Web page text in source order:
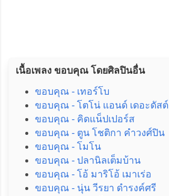
เนื้อเพลง ขอบคุณ โดยศิลปินอื่น
ขอบคุณ - เทอร์โบ
ขอบคุณ - โตโน่ แอนด์ เดอะดัสต์
ขอบคุณ - คิดแน็ปเปอร์ส
ขอบคุณ - ตูน โชติกา คำวงศ์ปิน
ขอบคุณ - โมโน
ขอบคุณ - ปลานิลเต็มบ้าน
ขอบคุณ - โอ้ มาริโอ้ เมาเร่อ
ขอบคุณ - นุ่น วีรยา ดำรงค์ศรี